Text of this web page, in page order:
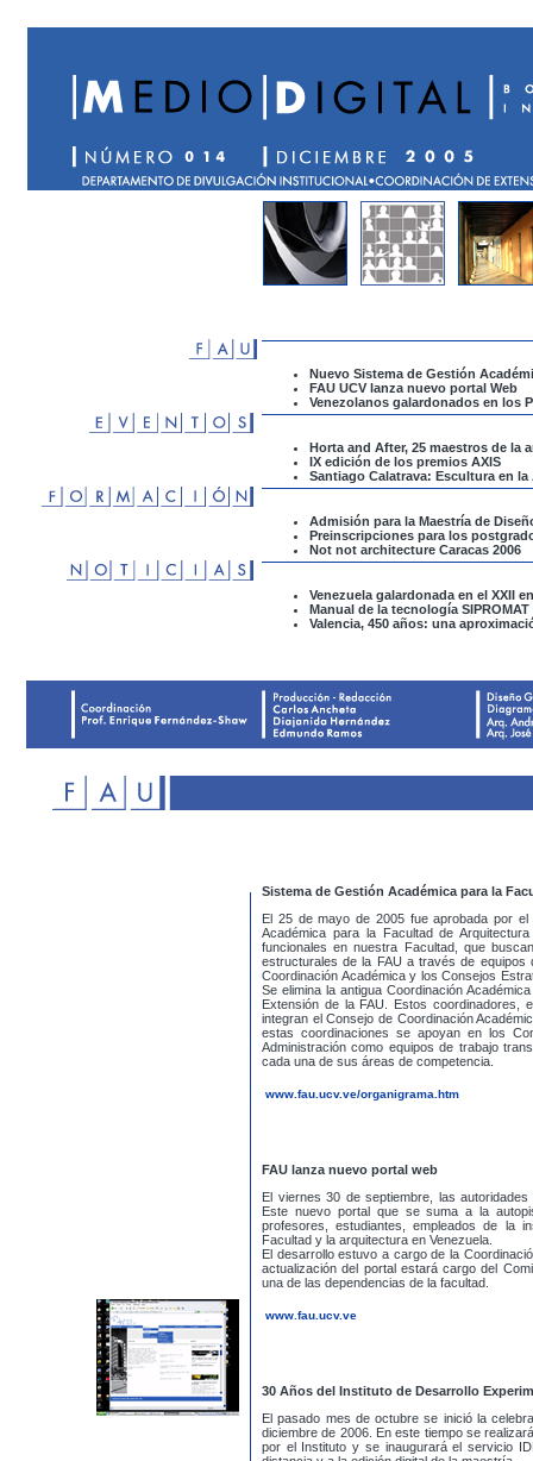
Nuevo Sistema de Gestión
FAU UCV lanza nuevo portal Web
Venezolanos galardonados en los
Horta and After, 25 maestros de la
IX edición de los premios AXIS
Santiago Calatrava: Escultura en
Admisión para la Maestría de
Preinscripciones para los
Not not architecture Caracas 2006
Venezuela galardonada en el XXII
Manual de la tecnología SIPROMAT
Valencia, 450 años: una
Sistema de Gestión Académica para la
El 25 de mayo de 2005 fue aprobada por
Académica para la Facultad de
funcionales en nuestra Facultad, que
estructurales de la FAU a través de equipos
Coordinación Académica y los Consejos
Se elimina la antigua Coordinación
Extensión de la FAU. Estos coordinadores,
integran el Consejo de Coordinación
estas coordinaciones se apoyan en los
Administración como equipos de trabajo
cada una de sus áreas de competencia.
www.fau.ucv.ve/organigrama.htm
FAU lanza nuevo portal web
El viernes 30 de septiembre, las
Este nuevo portal que se suma a la
profesores, estudiantes, empleados de la
Facultad y la arquitectura en Venezuela.
El desarrollo estuvo a cargo de la
actualización del portal estará cargo del
una de las dependencias de la facultad.
www.fau.ucv.ve
30 Años del Instituto de Desarrollo
El pasado mes de octubre se inició la
diciembre de 2006. En este tiempo se
por el Instituto y se inaugurará el servicio